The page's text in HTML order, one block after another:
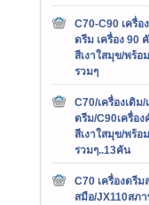
C70-C90 เครื่อ
ดรีม เครื่อง 90
สีเงาใสมุข/พร้อ
รวมๆ
C70/เครื่องเดิม/
ดรีม/C90เครื่อ
สีเงาใสมุข/พร้อ
รวมๆ..13คัน
C70 เครื่องดรีม
สมือ/JX110สภ